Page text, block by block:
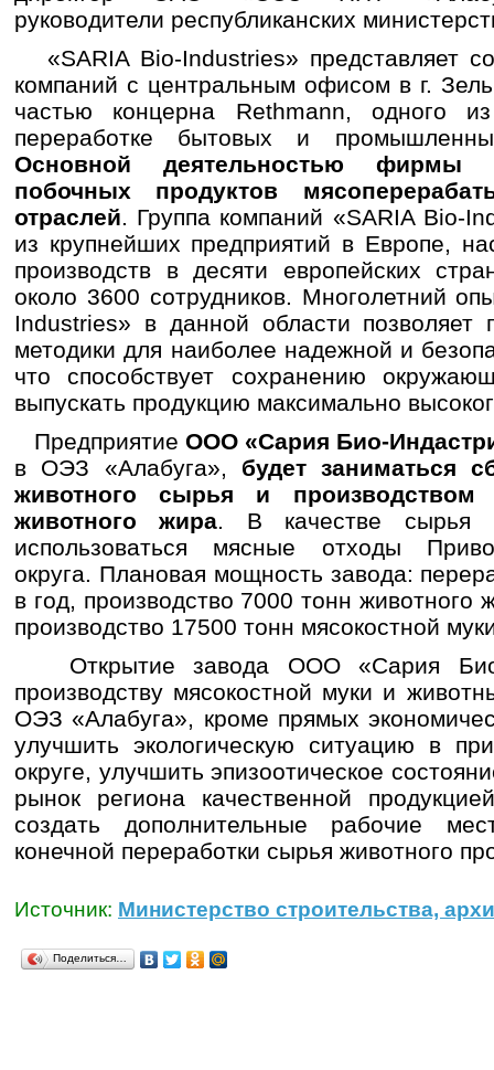
руководители республиканских
«SARIA Bio-Industries» представляет
компаний с центральным офисом в г.
частью концерна Rethmann, одного
переработке бытовых и
Основной деятельностью фирмы
побочных продуктов
отраслей. Группа компаний «SARIA Bio-
из крупнейших предприятий в Европе,
производств в десяти европейских
около 3600 сотрудников. Многолетний
Industries» в данной области позволяет
методики для наиболее надежной и
что способствует сохранению
выпускать продукцию максимально
Предприятие ООО «Сария Био-
в ОЭЗ «Алабуга», будет заниматься
животного сырья и
животного жира. В качестве сырья
использоваться мясные отходы
округа. Плановая мощность завода:
в год, производство 7000 тонн животного
производство 17500 тонн мясокостной
Открытие завода ООО «Сария Био-
производству мясокостной муки и
ОЭЗ «Алабуга», кроме прямых
улучшить экологическую ситуацию в
округе, улучшить эпизоотическое
рынок региона качественной
создать дополнительные рабочие
конечной переработки сырья животного
Источник: Министерство строительства,
Поделиться…